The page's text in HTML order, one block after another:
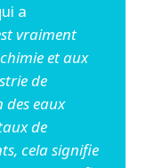
a
vraiment
et aux
de
eaux
de
cela signifie